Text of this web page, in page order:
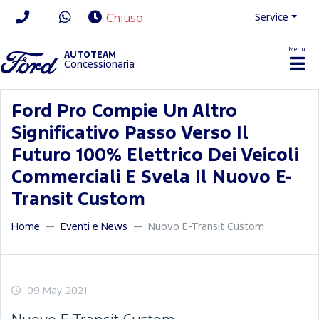
Chiuso Service
AUTOTEAM
Concessionaria
Menu
Ford Pro Compie Un Altro
Significativo Passo Verso Il
Futuro 100% Elettrico Dei Veicoli
Commerciali E Svela Il Nuovo E-
Transit Custom
Home Eventi e News Nuovo E-Transit Custom
09 May 2021